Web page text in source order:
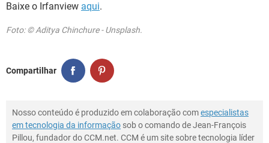
Baixe o Irfanview aqui.
Foto: © Aditya Chinchure - Unsplash.
Compartilhar
Nosso conteúdo é produzido em colaboração comespecialistas
em tecnologia da informação sob o comando de Jean-François
Pillou, fundador do CCM.net. CCM é um site sobre tecnologia líder